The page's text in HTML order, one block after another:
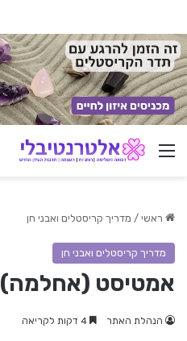
ניווט באתר
ראשי / מדריך קריסטלים ואבני חן
מדריך קריסטלים ואבני חן
אמטיסט (אחלמה)
הנהלת האתר